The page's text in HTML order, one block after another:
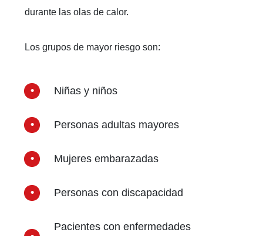
durante las olas de calor.
Los grupos de mayor riesgo son:
Niñas y niños
Personas adultas mayores
Mujeres embarazadas
Personas con discapacidad
Pacientes con enfermedades